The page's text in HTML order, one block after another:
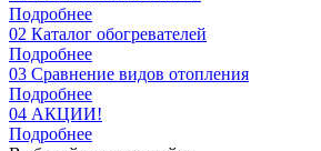
Подробнее
02 Каталог обогревателей
Подробнее
03 Сравнение видов отопления
Подробнее
04 АКЦИИ!
Подробнее